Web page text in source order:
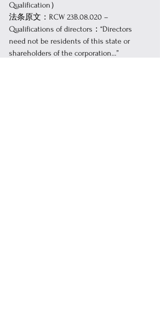
Qualification）
法条原文：RCW 23B.08.020 –
Qualifications of directors：“Directors
need not be residents of this state or
shareholders of the corporation…”